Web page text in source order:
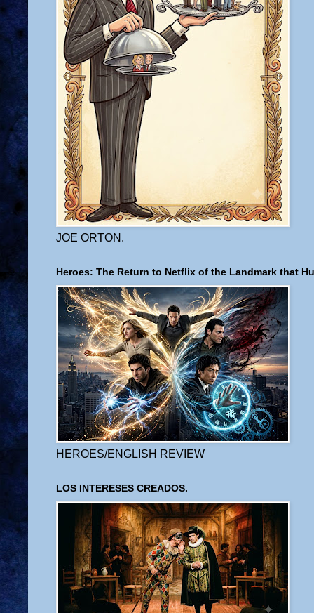
JOE ORTON.
Heroes: The Return to Netflix of the Landmark that
HEROES/ENGLISH REVIEW
LOS INTERESES CREADOS.